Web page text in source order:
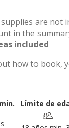
are not
in the
included
how to book,
Límite de